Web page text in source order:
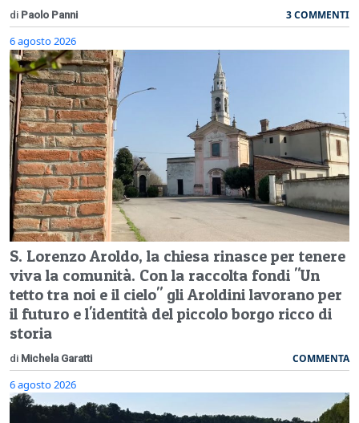
di Paolo Panni 3 COMMENTI
6 agosto 2026
S. Lorenzo Aroldo, la chiesa rinasce per tenere
viva la comunità. Con la raccolta fondi "Un
tetto tra noi e il cielo" gli Aroldini lavorano per
il futuro e l'identità del piccolo borgo ricco di
storia
di Michela Garatti COMMENTA
6 agosto 2026